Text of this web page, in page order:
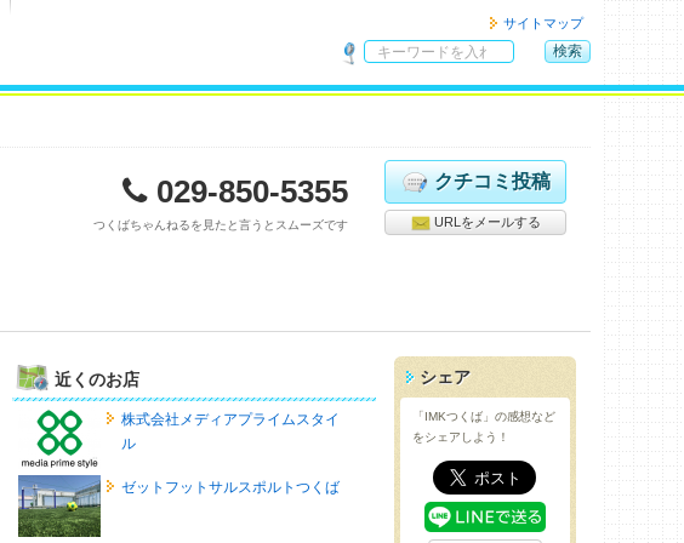
サイトマップ
内
索
検索
029-850-5355
つくばちゃんねるを見たと言うとスムーズです
クチコミ投稿
URLをメールする
近くのお店
株式会社メディアプライムスタイ
ル
ゼットフットサルスポルトつくば
シェア
「IMKつくば」の感想など
をシェアしよう！